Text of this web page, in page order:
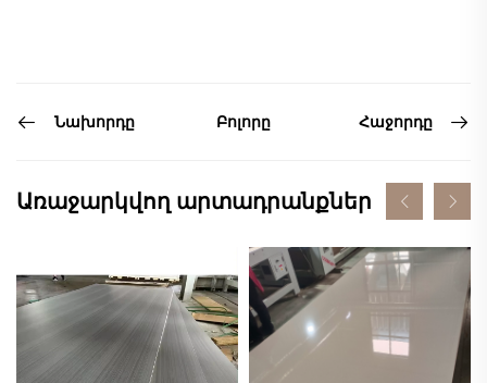
Նախորդը Բոլորը Հաջորդը
Առաջարկվող արտադրանքներ